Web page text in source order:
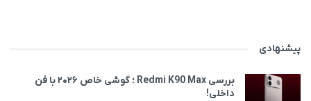
پیشنهادی
بررسی Redmi K90 Max ؛ گوشی خاص‌ ۲۰۲۶ با فن
داخلی!